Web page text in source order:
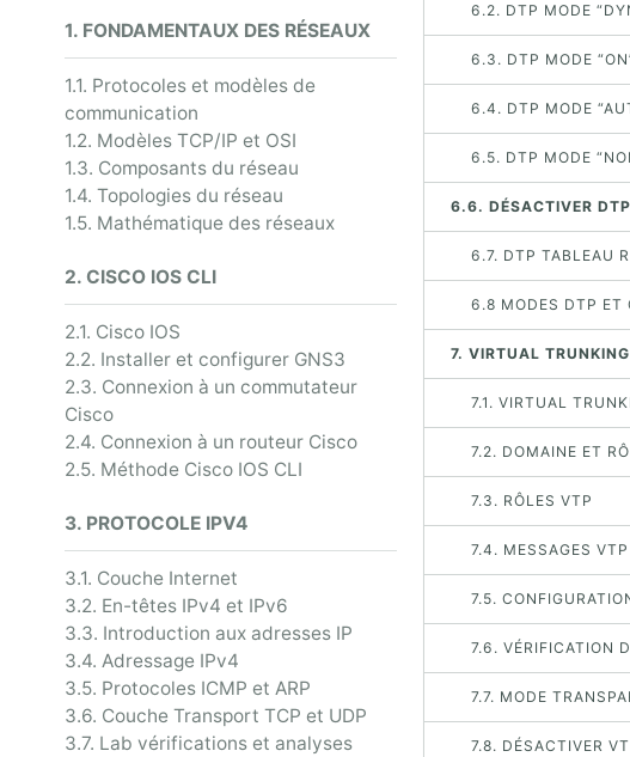
1. FONDAMENTAUX DES RÉSEAUX
1.1. Protocoles et modèles de
communication
1.2. Modèles TCP/IP et OSI
1.3. Composants du réseau
1.4. Topologies du réseau
1.5. Mathématique des réseaux
2. CISCO IOS CLI
2.1. Cisco IOS
2.2. Installer et configurer GNS3
2.3. Connexion à un commutateur
Cisco
2.4. Connexion à un routeur Cisco
2.5. Méthode Cisco IOS CLI
3. PROTOCOLE IPV4
3.1. Couche Internet
3.2. En-têtes IPv4 et IPv6
3.3. Introduction aux adresses IP
3.4. Adressage IPv4
3.5. Protocoles ICMP et ARP
3.6. Couche Transport TCP et UDP
3.7. Lab vérifications et analyses
6.2. DTP MODE
6.3. DTP MODE
6.4. DTP MODE
6.5. DTP MODE
6.6. DÉSACTIVER
6.7. DTP TABLEAU
6.8 MODES DTP ET
7. VIRTUAL
7.1. VIRTUAL
7.2. DOMAINE ET
7.3. RÔLES VTP
7.4. MESSAGES
7.5.
7.6. VÉRIFICATION
7.7. MODE
7.8. DÉSACTIVER